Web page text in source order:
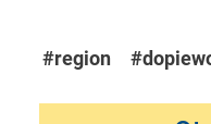
#region